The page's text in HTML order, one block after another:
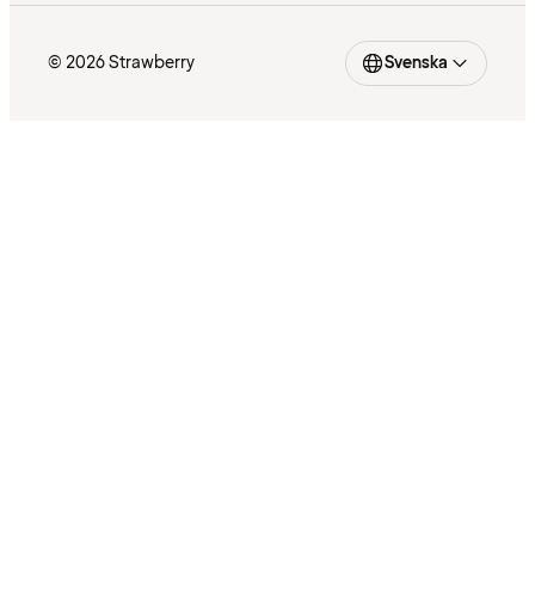
© 2026 Strawberry Svenska